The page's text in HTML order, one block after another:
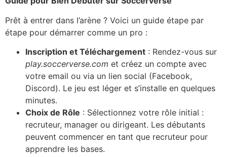
Prêt à entrer dans l’arène ? Voici un guide étape par
étape pour démarrer comme un pro :
Inscription et Téléchargement : Rendez-vous sur
play.soccerverse.com et créez un compte avec
votre email ou via un lien social (Facebook,
Discord). Le jeu est léger et s’installe en quelques
minutes.
Choix de Rôle : Sélectionnez votre rôle initial :
recruteur, manager ou dirigeant. Les débutants
peuvent commencer en tant que recruteur pour
apprendre les bases.